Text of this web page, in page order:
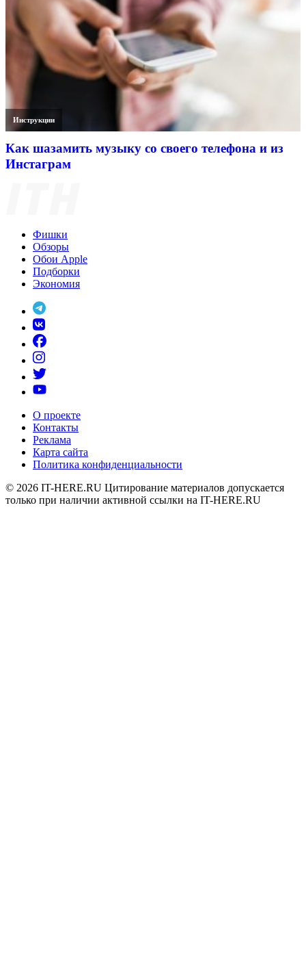
Инструкции
Как шазамить музыку со своего телефона и из
Инстаграм
Фишки
Обзоры
Обои Apple
Подборки
Экономия
О проекте
Контакты
Реклама
Карта сайта
Политика конфиденциальности
© 2026 IT-HERE.RU Цитирование материалов допускается
только при наличии активной ссылки на IT-HERE.RU